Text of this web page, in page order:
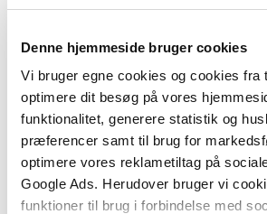
Denne hjemmeside bruger cookies
Vi bruger egne cookies og cookies fra
optimere dit besøg på vores
funktionalitet, generere statistik og
præferencer samt til brug for
optimere vores reklametiltag på
Google Ads. Herudover bruger vi
funktioner til brug i forbindelse med
Pædagogik
Skole og læring
Psykologi og personlig udvikling
Socialt arbejde
Teknik og naturvidenskab
Når du trykker 'tilmeld', sender vi dig nyhedsmails